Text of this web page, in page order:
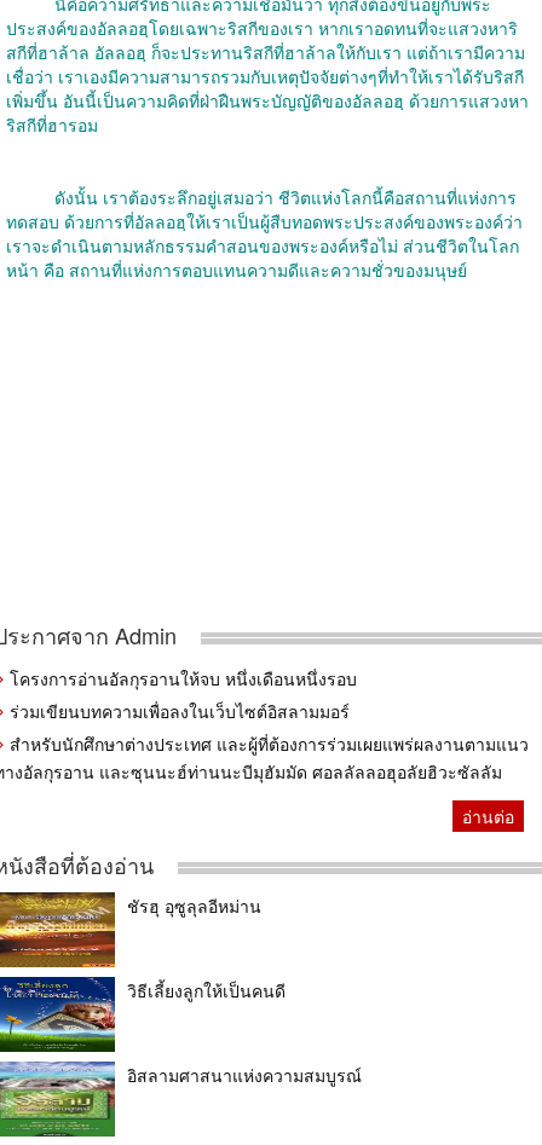
ประสงค์ของอัลลอฮฺโดยเฉพาะริสกีของเรา หากเราอดทนที่จะแสวงหาริ
สกีที่ฮาล้าล อัลลอฮฺ ก็จะประทานริสกีที่ฮาล้าลให้กับเรา แต่ถ้าเรามีความ
เชื่อว่า เราเองมีความสามารถรวมกับเหตุปัจจัยต่างๆที่ทำให้เราได้รับริสกี
เพิ่มขึ้น อันนี้เป็นความคิดที่ฝ่าฝืนพระบัญญัติของอัลลอฮฺ ด้วยการแสวงหา
ริสกีที่ฮารอม
ดังนั้น เราต้องระลึกอยู่เสมอว่า ชีวิตแห่งโลกนี้คือสถานที่แห่งการ
ทดสอบ ด้วยการที่อัลลอฮฺให้เราเป็นผู้สืบทอดพระประสงค์ของพระองค์ว่า
เราจะดำเนินตามหลักธรรมคำสอนของพระองค์หรือไม่ ส่วนชีวิตในโลก
หน้า คือ สถานที่แห่งการตอบแทนความดีและความชั่วของมนุษย์
ระกาศจาก Admin
โครงการอ่านอัลกุรอานให้จบ หนึ่งเดือนหนึ่งรอบ
ร่วมเขียนบทความเพื่อลงในเว็บไซต์อิสลามมอร์
สำหรับนักศึกษาต่างประเทศ และผู้ที่ต้องการร่วมเผยแพร่ผลงานตามแนว
างอัลกุรอาน และซุนนะฮ์ท่านนะบีมุฮัมมัด ศอลลัลลอฮุอลัยฮิวะซัลลัม
อ่านต่อ
นังสือที่ต้องอ่าน
ชัรฮุ อุซูลุลอีหม่าน
วิธีเลี้ยงลูกให้เป็นคนดี
อิสลามศาสนาแห่งความสมบูรณ์